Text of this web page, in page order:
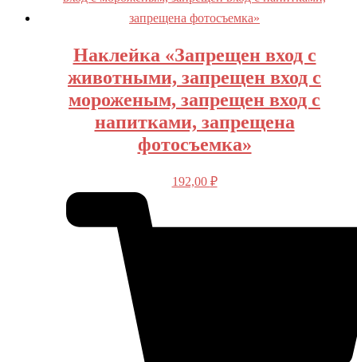
Наклейка «Запрещен вход с
животными, запрещен вход с
мороженым, запрещен вход с
напитками, запрещена
фотосъемка»
192,00 ₽